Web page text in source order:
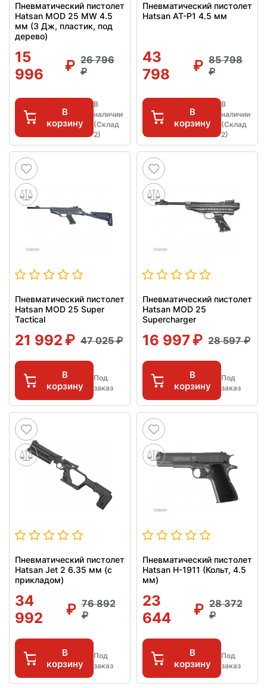
Пневматический пистолет
Hatsan MOD 25 MW 4.5
мм (3 Дж, пластик, под
дерево)
15
996
26 796
В
корзину
В
наличии
(Склад
2)
Пневматический пистолет
Hatsan AT-P1 4.5 мм
43
798
85 798
В
корзину
В
наличии
(Склад
2)
Пневматический пистолет
Hatsan MOD 25 Super
Tactical
21 992 47 025
В
корзину
Под
заказ
Пневматический пистолет
Hatsan MOD 25
Supercharger
16 997 28 597
В
корзину
Под
заказ
Пневматический пистолет
Hatsan Jet 2 6.35 мм (с
прикладом)
34
992
76 892
В
корзину
Под
заказ
Пневматический пистолет
Hatsan H-1911 (Кольт, 4.5
мм)
23
644
28 372
В
корзину
Под
заказ